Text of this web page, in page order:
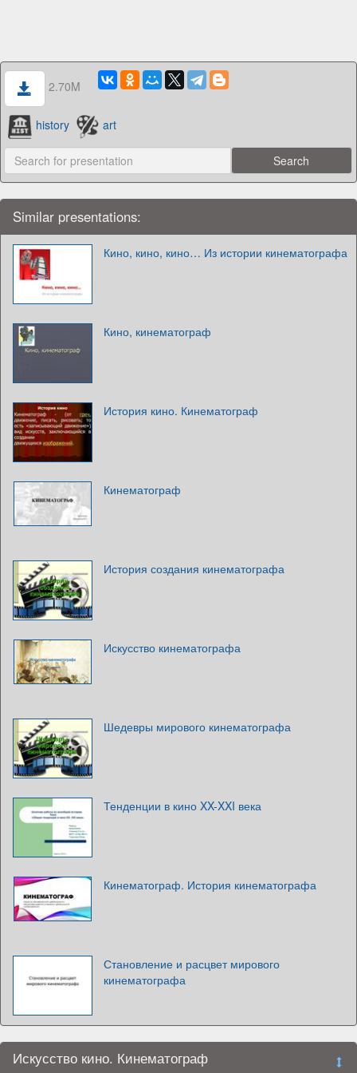
2.70M
history art
Similar presentations:
Кино, кино, кино… Из истории кинематографа
Кино, кинематограф
История кино. Кинематограф
Кинематограф
История создания кинематографа
Искусство кинематографа
Шедевры мирового кинематографа
Тенденции в кино XX-XXI века
Кинематограф. История кинематографа
Становление и расцвет мирового
кинематографа
Искусство кино. Кинематограф